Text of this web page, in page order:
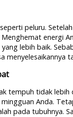
peluru.
energi
lebih baik.
menyelesaikannya
tempuh tidak
Anda.
pada tubuhnya.